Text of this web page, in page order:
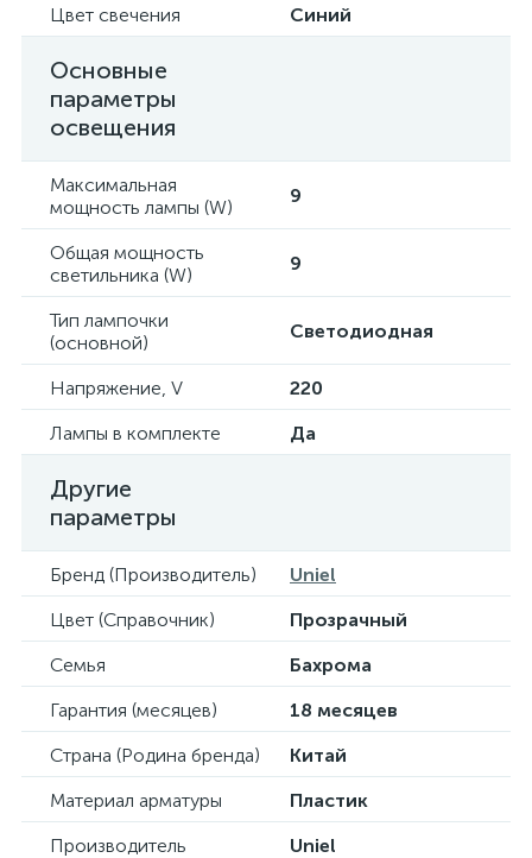
Цвет свечения
Синий
Основные
параметры
освещения
Максимальная
мощность лампы (W)
9
Общая мощность
светильника (W)
9
Тип лампочки
(основной)
Светодиодная
Напряжение, V
220
Лампы в комплекте
Да
Другие
параметры
Бренд (Производитель)
Uniel
Цвет (Справочник)
Прозрачный
Семья
Бахрома
Гарантия (месяцев)
18 месяцев
Страна (Родина бренда)
Китай
Материал арматуры
Пластик
Производитель
Uniel